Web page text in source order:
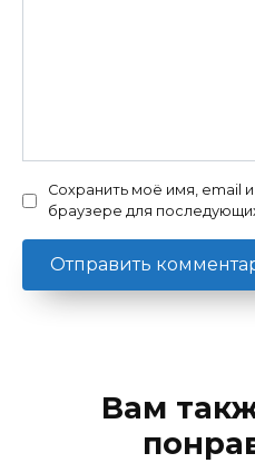
Сохранить моё имя, email
браузере для
Вам